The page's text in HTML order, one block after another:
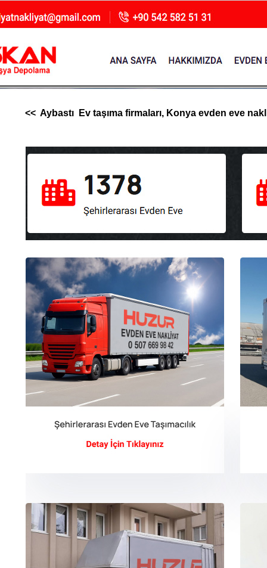
<< Aybastı Ev taşıma firmaları, Konya evden eve